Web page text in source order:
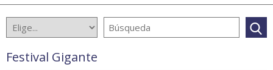
Festival Gigante